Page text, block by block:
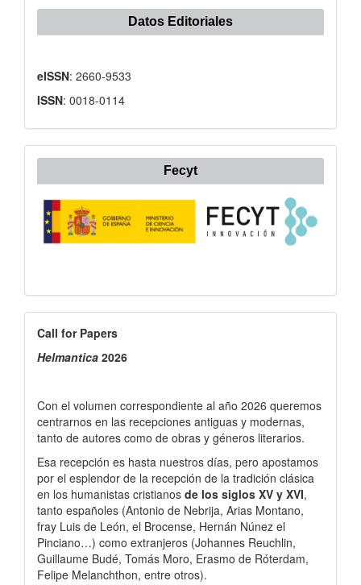
Datos Editoriales
eISSN: 2660-9533
ISSN: 0018-0114
Fecyt
for
Papers
Call for Papers
Helmantica 2026
Con el volumen correspondiente al año 2026 queremos
centrarnos en las recepciones antiguas y modernas,
tanto de autores como de obras y géneros literarios.
Esa recepción es hasta nuestros días, pero apostamos
por el esplendor de la recepción de la tradición clásica
en los humanistas cristianos de los siglos XV y XVI,
tanto españoles (Antonio de Nebrija, Arias Montano,
fray Luis de León, el Brocense, Hernán Núnez el
Pinciano…) como extranjeros (Johannes Reuchlin,
Guillaume Budé, Tomás Moro, Erasmo de Róterdam,
Felipe Melanchthon, entre otros).